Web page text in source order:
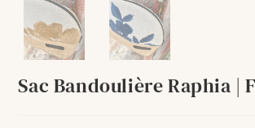
Sac Bandoulière Raphia |